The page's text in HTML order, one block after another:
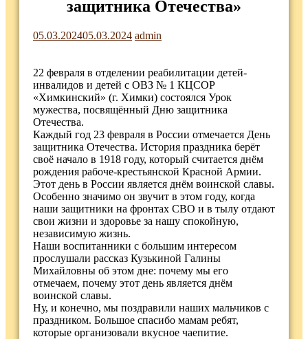
защитника Отечества»
05.03.202405.03.2024 admin
22 февраля в отделении реабилитации детей-
инвалидов и детей с ОВЗ № 1 КЦСОР
«Химкинский» (г. Химки) состоялся Урок
мужества, посвящённый Дню защитника
Отечества.
Каждый год 23 февраля в России отмечается День
защитника Отечества. История праздника берёт
своё начало в 1918 году, который считается днём
рождения рабоче-крестьянской Красной Армии.
Этот день в России является днём воинской славы.
Особенно значимо он звучит в этом году, когда
наши защитники на фронтах СВО и в тылу отдают
свои жизни и здоровье за нашу спокойную,
независимую жизнь.
Наши воспитанники с большим интересом
прослушали рассказ Кузькиной Галины
Михайловны об этом дне: почему мы его
отмечаем, почему этот день является днём
воинской славы.
Ну, и конечно, мы поздравили наших мальчиков с
праздником. Большое спасибо мамам ребят,
которые организовали вкусное чаепитие.